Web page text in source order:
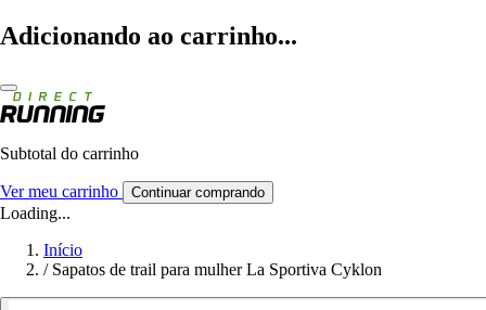
Adicionando ao carrinho...
Subtotal do carrinho
Ver meu carrinho Continuar comprando
Loading...
Início
/ Sapatos de trail para mulher La Sportiva Cyklon